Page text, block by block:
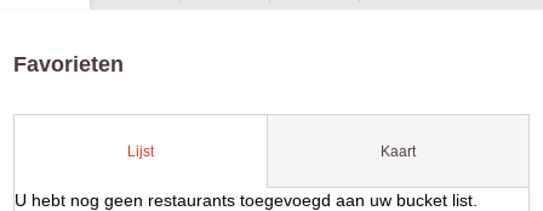
Favorieten
Lijst Kaart
U hebt nog geen restaurants toegevoegd aan uw bucket list.